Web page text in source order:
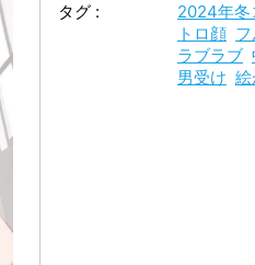
タグ
2024年冬
トロ顔
ラブラブ
男受け 絵